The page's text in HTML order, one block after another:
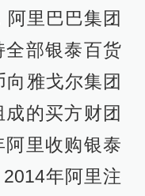
阿里巴巴集团
全部银泰百货
雅戈尔集团
的买方财团
里收购银泰
年阿里注